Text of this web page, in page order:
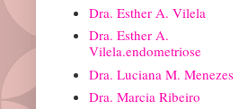
Dra. Esther A. Vilela
Dra. Esther A.
Vilela.endometriose
Dra. Luciana M. Menezes
Dra. Marcia Ribeiro